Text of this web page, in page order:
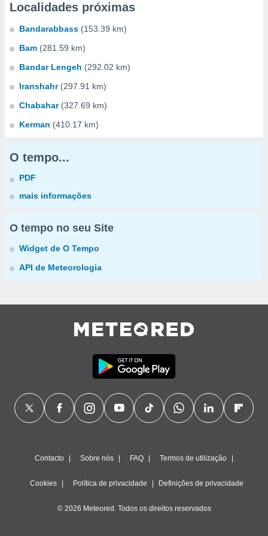
Localidades próximas
Bandarabbass (153.39 km)
Bam (281.59 km)
Bandar Lengeh (292.02 km)
Iranshahr (297.91 km)
Chabahar (327.69 km)
Kerman (410.17 km)
O tempo...
PDF
mais informações
O tempo no seu Site
Widget de O Tempo
API de Meteorologia
Contacto Sobre nós FAQ Termos de utilização
Cookies Política de privacidade Definições de privacidade
© 2026 Meteored. Todos os direitos reservados